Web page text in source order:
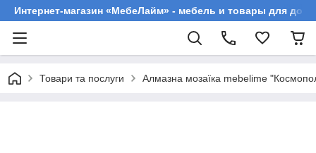
Интернет-магазин «МебеЛайм» - мебель и товары для
Товари та послуги Алмазна мозаїка mebelime